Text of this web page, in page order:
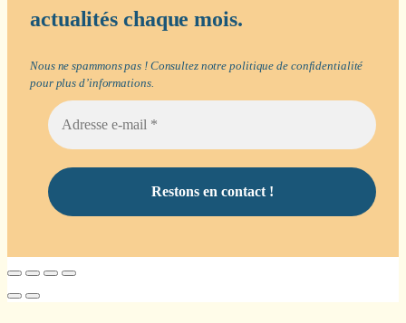
actualités chaque mois.
Nous ne spammons pas ! Consultez notrepolitique de confidentialité
pour plus d’informations.